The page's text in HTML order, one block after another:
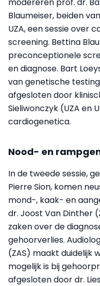
Blaumeiser, beiden
UZA, een sessie over
screening. Bettina
preconceptionele
en diagnose. Bart
van genetische
afgesloten door
Sieliwonczyk (UZA en
cardiogenetica.
Nood- en
In de tweede sessie,
Pierre Sion, komen
mond-, kaak- en
dr. Joost Van Dinther
zaken over de
gehoorverlies.
(ZAS) maakt duidelijk
mogelijk is bij
afgesloten door dr.